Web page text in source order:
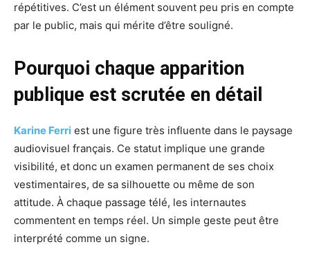
répétitives. C’est un élément souvent peu pris en compte
par le public, mais qui mérite d’être souligné.
Pourquoi chaque apparition
publique est scrutée en détail
Karine Ferri est une figure très influente dans le paysage
audiovisuel français. Ce statut implique une grande
visibilité, et donc un examen permanent de ses choix
vestimentaires, de sa silhouette ou même de son
attitude. À chaque passage télé, les internautes
commentent en temps réel. Un simple geste peut être
interprété comme un signe.